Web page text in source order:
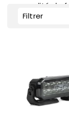
une qualité de
puissance
distributeur
Filtrer